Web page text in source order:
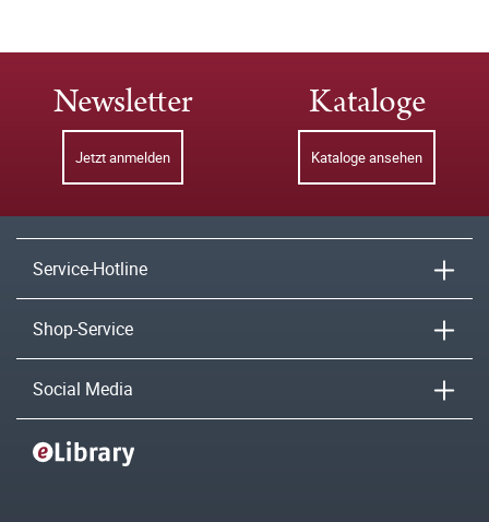
Newsletter
Jetzt anmelden
Kataloge
Kataloge ansehen
Service-Hotline
Shop-Service
Social Media